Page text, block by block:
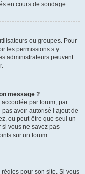
en cours de sondage.
ou groupes. Pour
les permissions s’y
administrateurs peuvent
message ?
par forum, par
avoir autorisé l’ajout de
ou peut-être que seul un
vous ne savez pas
sur un forum.
pour son site. Si vous